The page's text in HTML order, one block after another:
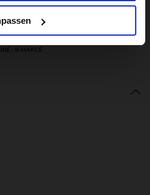
e domande
- 8-MARCE